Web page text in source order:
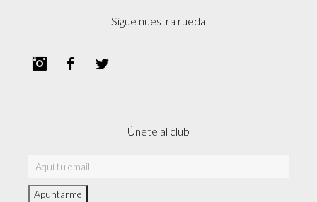
Sigue nuestra rueda
InstagramFacebook
Únete al club